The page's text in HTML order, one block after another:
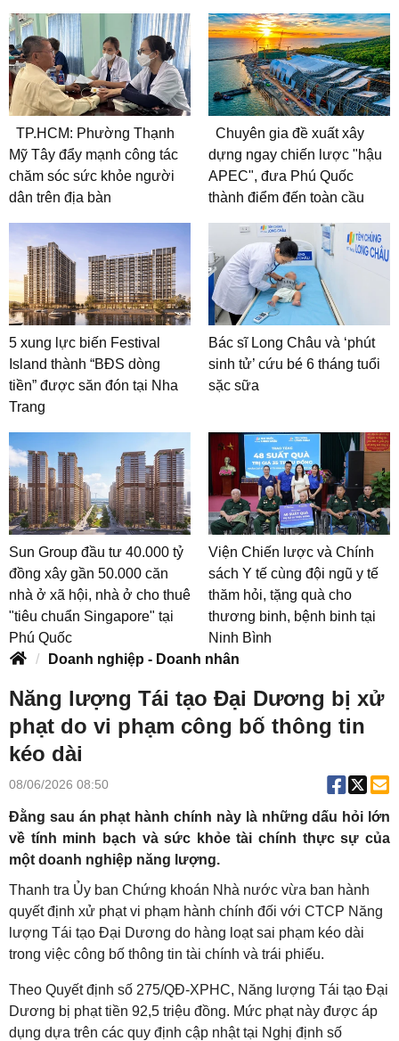
TP.HCM: Phường Thạnh
Mỹ Tây đẩy mạnh công tác
chăm sóc sức khỏe người
dân trên địa bàn
Chuyên gia đề xuất xây
dựng ngay chiến lược "hậu
APEC", đưa Phú Quốc
thành điểm đến toàn cầu
5 xung lực biến Festival
Island thành “BĐS dòng
tiền” được săn đón tại Nha
Trang
Bác sĩ Long Châu và ‘phút
sinh tử’ cứu bé 6 tháng tuổi
sặc sữa
Sun Group đầu tư 40.000 tỷ
đồng xây gần 50.000 căn
nhà ở xã hội, nhà ở cho thuê
"tiêu chuẩn Singapore" tại
Phú Quốc
Viện Chiến lược và Chính
sách Y tế cùng đội ngũ y tế
thăm hỏi, tặng quà cho
thương binh, bệnh binh tại
Ninh Bình
Doanh nghiệp - Doanh nhân
Năng lượng Tái tạo Đại Dương bị xử
phạt do vi phạm công bố thông tin
kéo dài
08/06/2026 08:50
Đằng sau án phạt hành chính này là những dấu hỏi lớn
về tính minh bạch và sức khỏe tài chính thực sự của
một doanh nghiệp năng lượng.
Thanh tra Ủy ban Chứng khoán Nhà nước vừa ban hành
quyết định xử phạt vi phạm hành chính đối với CTCP Năng
lượng Tái tạo Đại Dương do hàng loạt sai phạm kéo dài
trong việc công bố thông tin tài chính và trái phiếu.
Theo Quyết định số 275/QĐ-XPHC, Năng lượng Tái tạo Đại
Dương bị phạt tiền 92,5 triệu đồng. Mức phạt này được áp
dụng dựa trên các quy định cập nhật tại Nghị định số